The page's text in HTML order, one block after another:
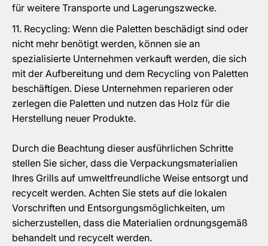
für weitere Transporte und Lagerungszwecke.
Recycling: Wenn die Paletten beschädigt sind oder
nicht mehr benötigt werden, können sie an
spezialisierte Unternehmen verkauft werden, die sich
mit der Aufbereitung und dem Recycling von Paletten
beschäftigen. Diese Unternehmen reparieren oder
zerlegen die Paletten und nutzen das Holz für die
Herstellung neuer Produkte.
Durch die Beachtung dieser ausführlichen Schritte
stellen Sie sicher, dass die Verpackungsmaterialien
Ihres Grills auf umweltfreundliche Weise entsorgt und
recycelt werden. Achten Sie stets auf die lokalen
Vorschriften und Entsorgungsmöglichkeiten, um
sicherzustellen, dass die Materialien ordnungsgemäß
behandelt und recycelt werden.